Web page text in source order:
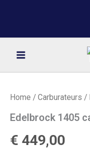
inhoud
Home / Carburateurs /
Edelbrock 1405
€ 449,00